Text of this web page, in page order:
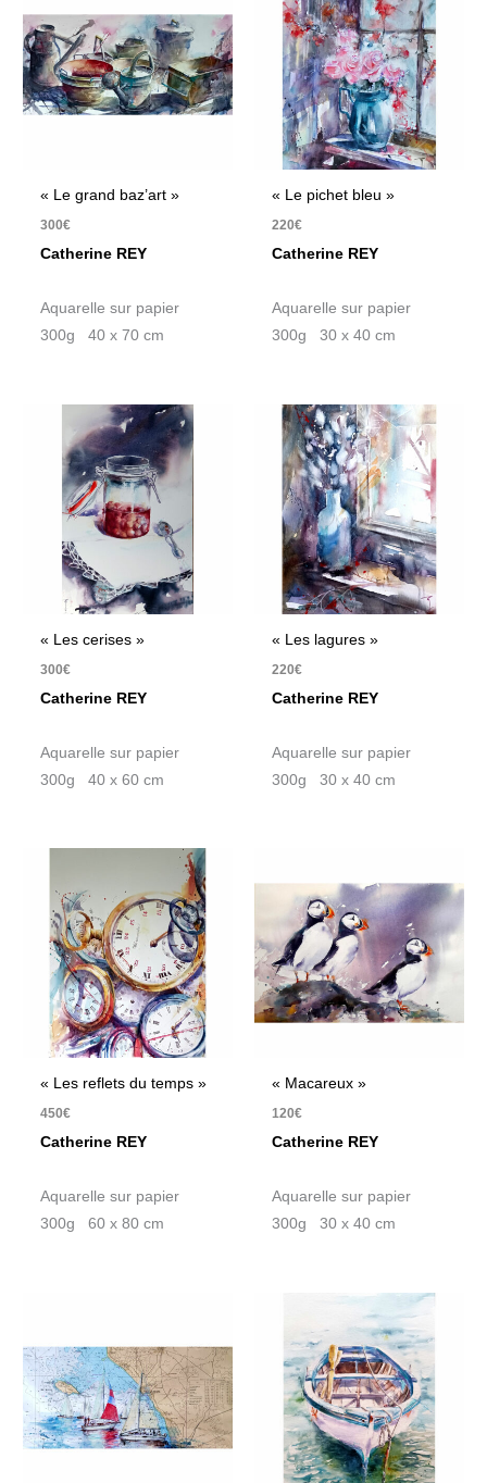
« Le grand baz’art »
300€
Catherine REY
Aquarelle sur papier
300g 40 x 70 cm
« Le pichet bleu »
220€
Catherine REY
Aquarelle sur papier
300g 30 x 40 cm
« Les cerises »
300€
Catherine REY
Aquarelle sur papier
300g 40 x 60 cm
« Les lagures »
220€
Catherine REY
Aquarelle sur papier
300g 30 x 40 cm
« Les reflets du temps »
450€
Catherine REY
Aquarelle sur papier
300g 60 x 80 cm
« Macareux »
120€
Catherine REY
Aquarelle sur papier
300g 30 x 40 cm